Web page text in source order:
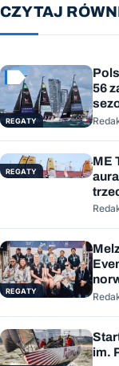
CZYTAJ
REGATY
56
REGATY
ME
REGATY
im.